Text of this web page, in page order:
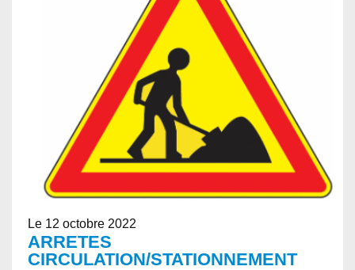
Le 12 octobre 2022
ARRETES
CIRCULATION/STATIONNEMENT